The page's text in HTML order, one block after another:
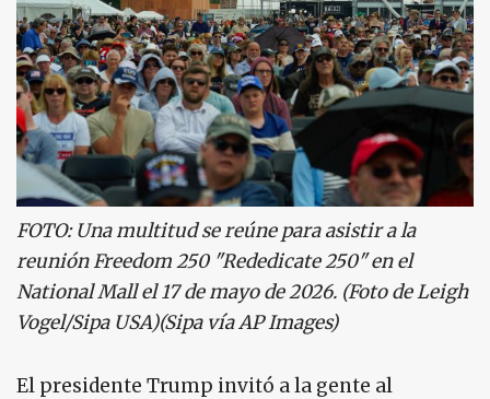
FOTO: Una multitud se reúne para asistir a la
reunión Freedom 250 "Rededicate 250" en el
National Mall el 17 de mayo de 2026. (Foto de Leigh
Vogel/Sipa USA)(Sipa vía AP Images)
El presidente Trump invitó a la gente al